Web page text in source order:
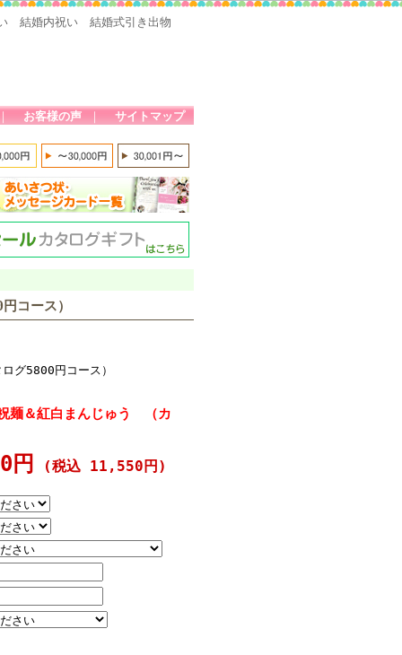
結婚内祝い 結婚式引き出物
お客様の声 ｜ サイトマップ
コース）
グ5800円コース）
麺＆紅白まんじゅう （カ
円 (税込 11,550円)